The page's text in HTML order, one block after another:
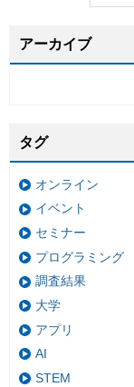
アーカイブ
タグ
オンライン
イベント
セミナー
プログラミング
調査結果
大学
アプリ
AI
STEM